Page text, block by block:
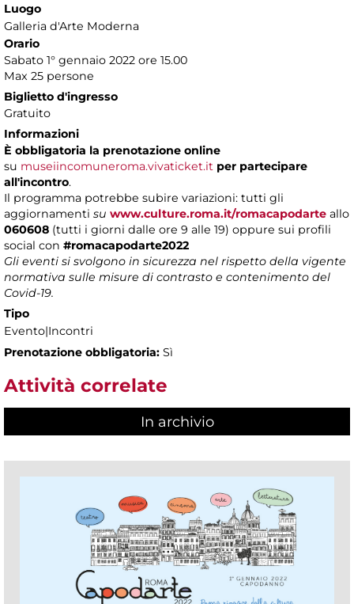
Luogo
Galleria d'Arte Moderna
Orario
Sabato 1° gennaio 2022 ore 15.00
Max 25 persone
Biglietto d'ingresso
Gratuito
Informazioni
È obbligatoria la prenotazione online
su museiincomuneroma.vivaticket.it per partecipare
all'incontro.
Il programma potrebbe subire variazioni: tutti gli
aggiornamenti su www.culture.roma.it/romacapodarte allo
060608 (tutti i giorni dalle ore 9 alle 19) oppure sui profili
social con #romacapodarte2022
Gli eventi si svolgono in sicurezza nel rispetto della vigente
normativa sulle misure di contrasto e contenimento del
Covid-19.
Tipo
Evento|Incontri
Prenotazione obbligatoria: Sì
Attività correlate
In archivio